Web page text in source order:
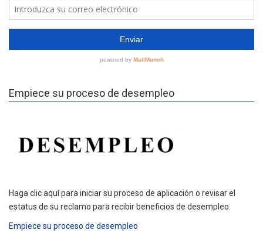
Empiece su proceso de desempleo
Haga clic aquí para iniciar su proceso de aplicación o revisar el
estatus de su reclamo para recibir beneficios de desempleo.
Empiece su proceso de desempleo